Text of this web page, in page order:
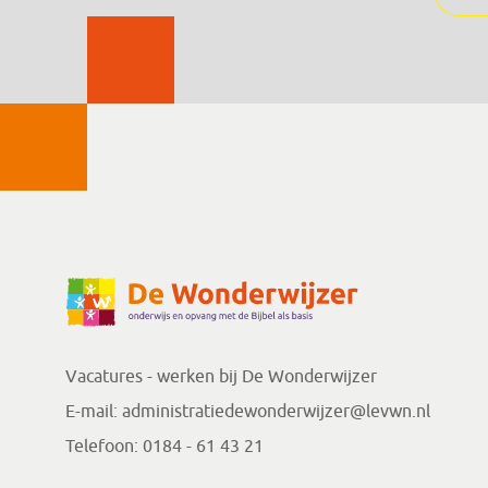
Vacatures - werken bij De Wonderwijzer
E-mail: administratiedewonderwijzer@levwn.nl
Telefoon: 0184 - 61 43 21